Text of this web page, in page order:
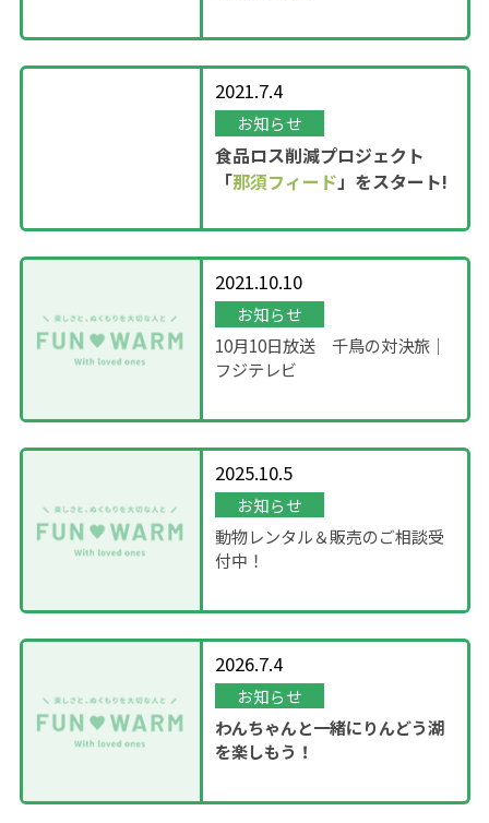
2021.7.4
お知らせ
食品ロス削減プロジェクト
「那須フィード」をスタート!
2021.10.10
お知らせ
10月10日放送 千鳥の対決旅｜
フジテレビ
2025.10.5
お知らせ
動物レンタル＆販売のご相談受
付中！
2026.7.4
お知らせ
わんちゃんと一緒にりんどう湖
を楽しもう！